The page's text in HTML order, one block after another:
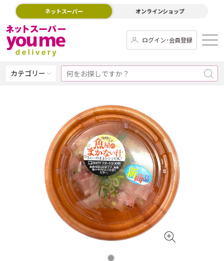
ネットスーパー オンラインショップ
ログイン･会員登録
カテゴリー